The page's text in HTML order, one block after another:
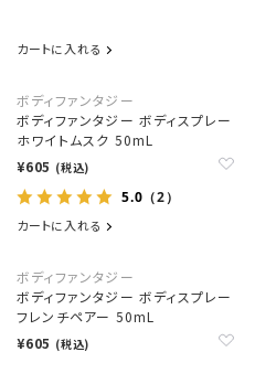
カートに入れる
ボディファンタジー
ボディファンタジー ボディスプレー
ホワイトムスク 50mL
¥605 (税込)
5.0 （2）
カートに入れる
ボディファンタジー
ボディファンタジー ボディスプレー
フレンチペアー 50mL
¥605 (税込)